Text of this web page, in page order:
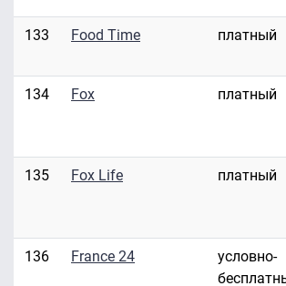
133 Food Time платный
134 Fox платный
135 Fox Life платный
136 France 24
условно-